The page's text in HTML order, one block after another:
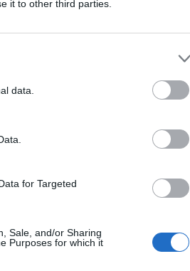
it to other third parties.
data.
for Targeted
Sale, and/or Sharing
Purposes for which it
op letters te gebruiken.